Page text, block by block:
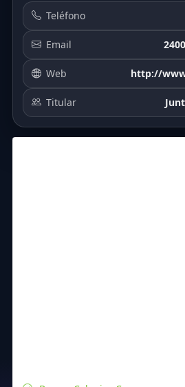
Teléfono
Email
Web http://
Titular